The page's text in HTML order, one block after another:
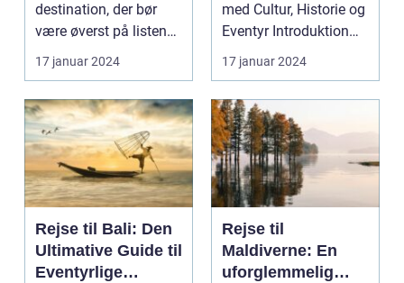
destination, der bør
være øverst på listen
for enhver rejsende...
17 januar 2024
med Cultur, Historie og
Eventyr Introduktion
Rejsen til Vie...
17 januar 2024
Rejse til Bali: Den
Ultimative Guide til
Eventyrlige
Rejse til
Maldiverne: En
uforglemmelig